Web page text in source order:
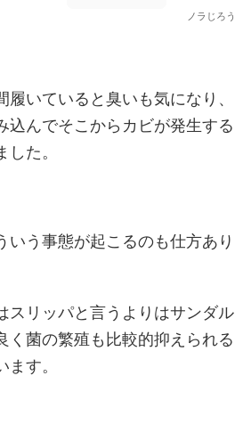
ノラじろう
履いていると臭いも気になり、
込んでそこからカビが発生する
た。
いう事態が起こるのも仕方あり
スリッパと言うよりはサンダル
く菌の繁殖も比較的抑えられる
す。